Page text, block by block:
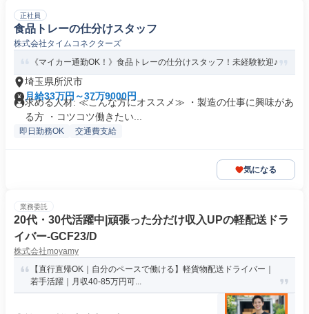
正社員
食品トレーの仕分けスタッフ
株式会社タイムコネクターズ
《マイカー通勤OK！》食品トレーの仕分けスタッフ！未経験歓迎♪
埼玉県所沢市
月給33万円～37万9000円
求める人材: ≪こんな方にオススメ≫ ・製造の仕事に興味があ
る方 ・コツコツ働きたい...
即日勤務OK 交通費支給
気になる
業務委託
20代・30代活躍中|頑張った分だけ収入UPの軽配送ドラ
イバー-GCF23/D
株式会社moyamy
【直行直帰OK｜自分のペースで働ける】軽貨物配送ドライバー｜
若手活躍｜月収40-85万円可...